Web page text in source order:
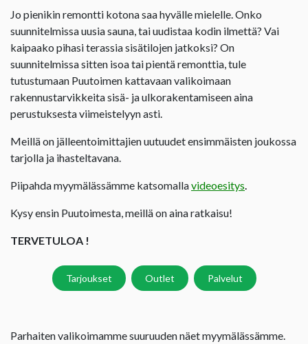
Jo pienikin remontti kotona saa hyvälle mielelle. Onko
suunnitelmissa uusia sauna, tai uudistaa kodin ilmettä? Vai
kaipaako pihasi terassia sisätilojen jatkoksi? On
suunnitelmissa sitten isoa tai pientä remonttia, tule
tutustumaan Puutoimen kattavaan valikoimaan
rakennustarvikkeita sisä- ja ulkorakentamiseen aina
perustuksesta viimeistelyyn asti.
Meillä on jälleentoimittajien uutuudet ensimmäisten joukossa
tarjolla ja ihasteltavana.
Piipahda myymälässämme katsomallavideoesitys
Kysy ensin Puutoimesta, meillä on aina ratkaisu!
TERVETULOA !
Tarjoukset Outlet Palvelut
Parhaiten valikoimamme suuruuden näet myymälässämme.